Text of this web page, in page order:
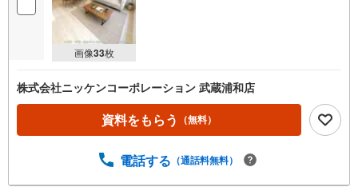
画像33枚
株式会社ニッケンコーポレーション 武蔵浦和店
資料をもらう （無料）
電話する （通話料無料）